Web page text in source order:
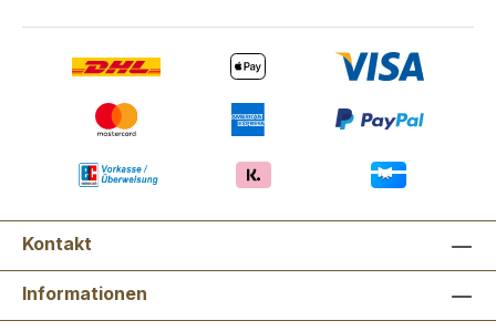
Kontakt
Informationen